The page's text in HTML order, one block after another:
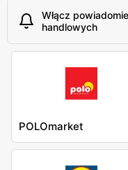
Włącz
handlowych
POLOmarket